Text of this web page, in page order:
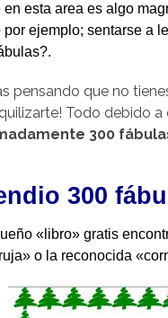
en esta area es algo
por ejemplo; sentarse a
pensando que no
Todo debido
300
300
«libro» gratis
o la reconocida